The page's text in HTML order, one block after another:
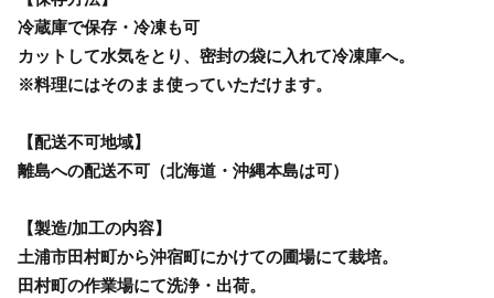
冷蔵庫で保存・冷凍も可
カットして水気をとり、密封の袋に入れて冷凍庫へ。
※料理にはそのまま使っていただけます。
【配送不可地域】
離島への配送不可（北海道・沖縄本島は可）
【製造/加工の内容】
土浦市田村町から沖宿町にかけての圃場にて栽培。
田村町の作業場にて洗浄・出荷。